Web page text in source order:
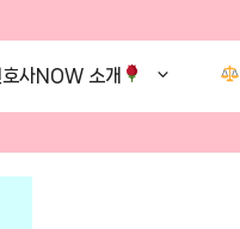
사NOW 소개